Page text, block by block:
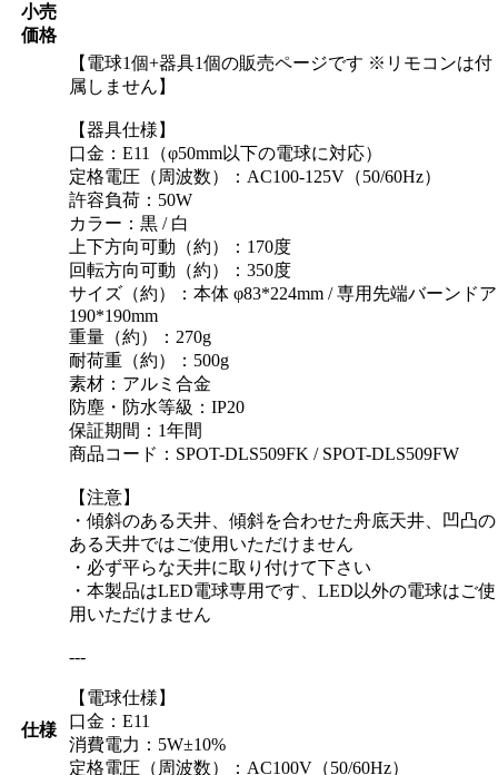
小売
価格
仕様
【電球1個+器具1個の販売ページです ※リモコンは付
属しません】
【器具仕様】
口金：E11（φ50mm以下の電球に対応）
定格電圧（周波数）：AC100-125V（50/60Hz）
許容負荷：50W
カラー：黒 / 白
上下方向可動（約）：170度
回転方向可動（約）：350度
サイズ（約）：本体 φ83*224mm / 専用先端バーンドア
190*190mm
重量（約）：270g
耐荷重（約）：500g
素材：アルミ合金
防塵・防水等級：IP20
保証期間：1年間
商品コード：SPOT-DLS509FK / SPOT-DLS509FW
【注意】
・傾斜のある天井、傾斜を合わせた舟底天井、凹凸の
ある天井ではご使用いただけません
・必ず平らな天井に取り付けて下さい
・本製品はLED電球専用です、LED以外の電球はご使
用いただけません
---
【電球仕様】
口金：E11
消費電力：5W±10%
定格電圧（周波数）：AC100V（50/60Hz）